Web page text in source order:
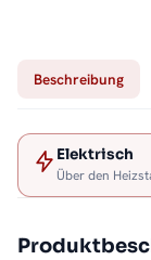
Beschreibung
Elektrisch
Über den